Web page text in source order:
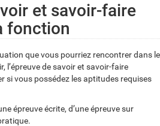
et savoir-faire
fonction
que vous pourriez rencontrer dans le
l’épreuve de savoir et savoir-faire
si vous possédez les aptitudes requises
épreuve écrite, d’une épreuve sur